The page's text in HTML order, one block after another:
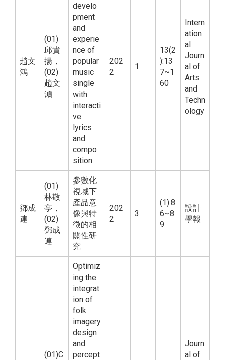
趙文
鴻
(01)
邱貴
揚，
(02)
趙文
鴻
develo
pment
and
experie
nce of
popular
music
single
with
interacti
ve
lyrics
and
compo
sition
202
2
1
13(2
):13
7~1
60
Intern
ation
al
Journ
al of
Arts
and
Techn
ology
鄧成
連
(01)
林敬
亭，
(02)
鄧成
連
參數化
視域下
產品意
像與特
徵的相
關性研
究
202
2
3
(1):8
6~8
9
設計
學報
(01)C
Optimiz
ing the
integrat
ion of
folk
imagery
design
and
percept
Journ
al of